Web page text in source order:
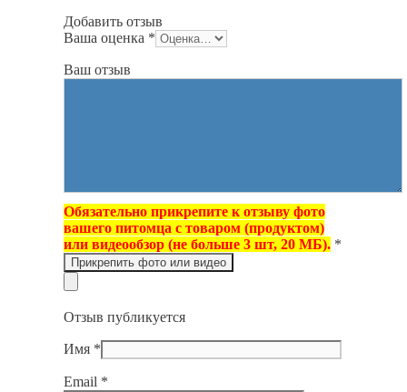
Добавить отзыв
Ваша оценка *
Ваш отзыв
Обязательно прикрепите к отзыву фото
вашего питомца с товаром (продуктом)
или видеообзор (не больше 3 шт, 20 МБ). *
Прикрепить фото или видео
Отзыв публикуется
Имя *
Email *